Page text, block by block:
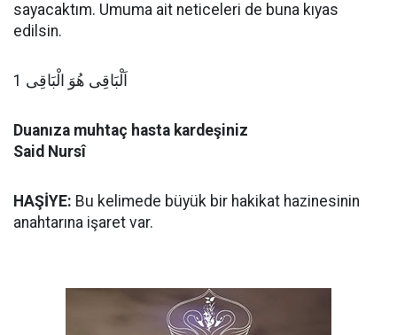
sayacaktım. Umuma ait neticeleri de buna kıyas
edilsin.
اَلْبَاقِى هُوَ الْبَاقِى 1
Duanıza muhtaç hasta kardeşiniz
Said Nursî
HAŞİYE: Bu kelimede büyük bir hakikat hazinesinin
anahtarına işaret var.